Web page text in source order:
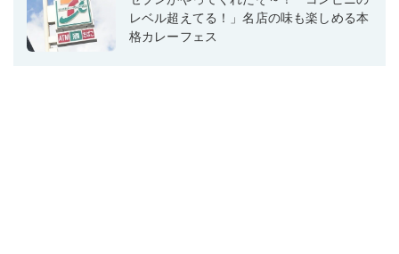
レベル超えてる！」名店の味も楽しめる本
格カレーフェス